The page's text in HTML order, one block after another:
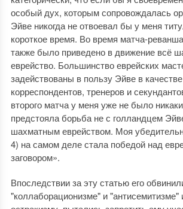
особый дух, которым сопровождалась
Эйве никогда не отвоевал бы у меня
короткое время. Во время матча-
также было приведено в движение всё
еврейство. Большинство еврейских
задействованы в пользу Эйве в качестве
корреспондентов, тренеров и
второго матча у меня уже не было
предстояла борьба не с голландцем
шахматным еврейством. Моя
4) на самом деле стала победой над
заговором».
Впоследствии за эту статью его
"коллаборационизме" и "антисемитизме"